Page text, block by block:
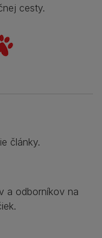
cesty.
články.
a odborníkov na